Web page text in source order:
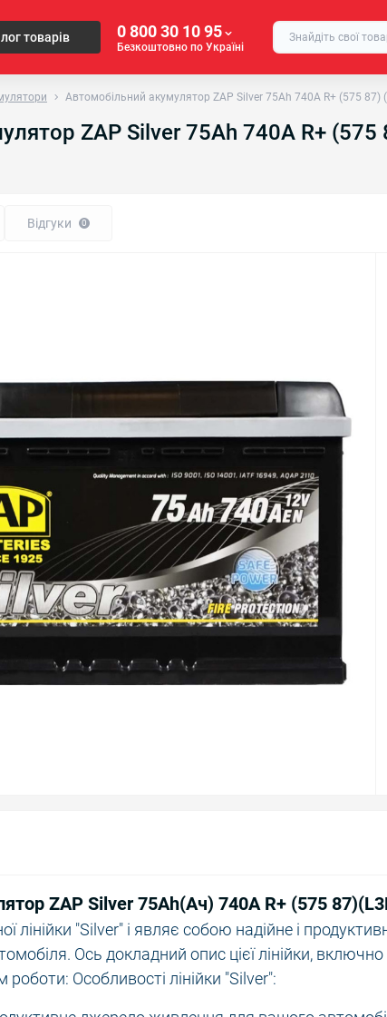
товарів 0 800 30 10 95
Безкоштовно по Україні
Автомобільний акумулятор ZAP Silver 75Ah 740A R+ (575 87)
ZAP Silver 75Ah 740A R+ (575
Відгуки 0
ZAP Silver 75Ah(Ач) 740A R+ (575
лінійки "Silver" і являє собою надійне і
Ось докладний опис цієї лінійки,
Особливості лінійки "Silver":